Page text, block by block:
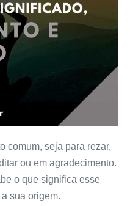
comum, seja para rezar,
ou em agradecimento.
o que significa esse
sua origem.